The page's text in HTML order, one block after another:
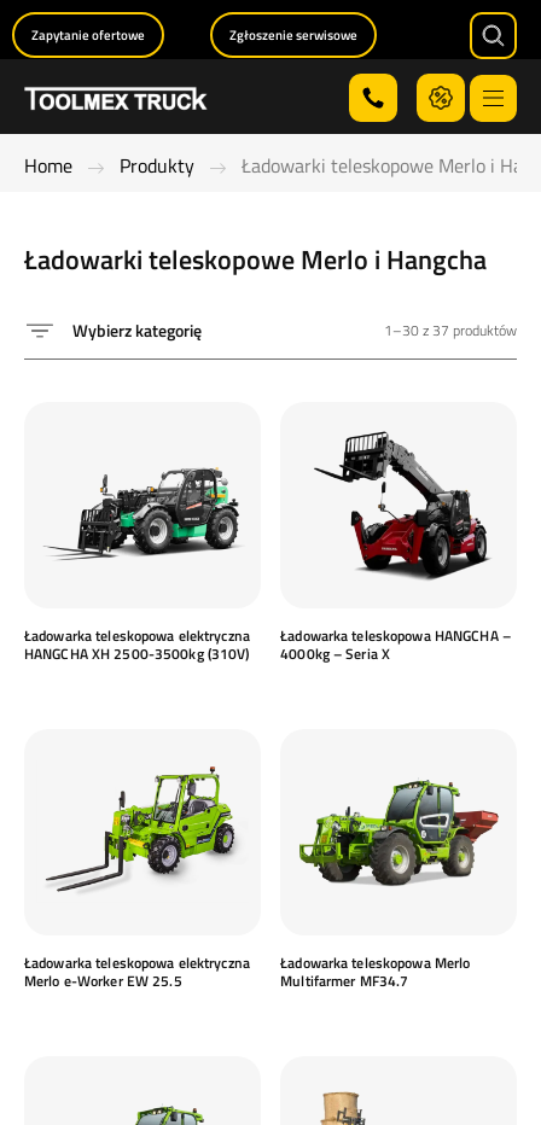
Menu
Zapytanie ofertowe Zgłoszenie serwisowe
Home Produkty Ładowarki teleskopowe Merlo i
Ładowarki teleskopowe Merlo i Hangcha
Wybierz kategorię 1–30 z 37 produktów
Ładowarka teleskopowa elektryczna
HANGCHA XH 2500-3500kg (310V)
Ładowarka teleskopowa HANGCHA –
4000kg – Seria X
Ładowarka teleskopowa elektryczna
Merlo e-Worker EW 25.5
Ładowarka teleskopowa Merlo
Multifarmer MF34.7